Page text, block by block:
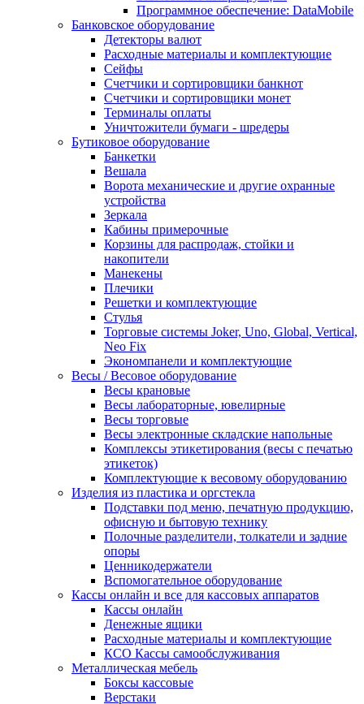
Программное обеспечение: DataMobile
Банковское оборудование
Детекторы валют
Расходные материалы и комплектующие
Сейфы
Счетчики и сортировщики банкнот
Счетчики и сортировщики монет
Терминалы оплаты
Уничтожители бумаги - шредеры
Бутиковое оборудование
Банкетки
Вешала
Ворота механические и другие охранные
устройства
Зеркала
Кабины примерочные
Корзины для распродаж, стойки и
накопители
Манекены
Плечики
Решетки и комплектующие
Стулья
Торговые системы Joker, Uno, Global, Vertical,
Neo Fix
Экономпанели и комплектующие
Весы / Весовое оборудование
Весы крановые
Весы лабораторные, ювелирные
Весы торговые
Весы электронные складские напольные
Комплексы этикетирования (весы с печатью
этикеток)
Комплектующие к весовому оборудованию
Изделия из пластика и оргстекла
Подставки под меню, печатную продукцию,
офисную и бытовую технику
Полочные разделители, толкатели и задние
опоры
Ценникодержатели
Вспомогательное оборудование
Кассы онлайн и все для кассовых аппаратов
Кассы онлайн
Денежные ящики
Расходные материалы и комплектующие
КСО Кассы самообслуживания
Металлическая мебель
Боксы кассовые
Верстаки